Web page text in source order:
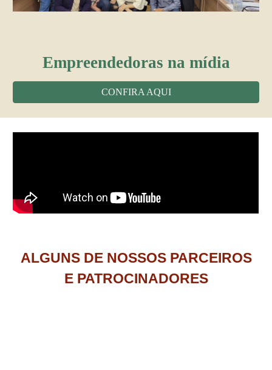
Empreendedoras na mídia
CONFIRA AQUI
ALGUNS DE NOSSOS PARCEIROS
E PATROCINADORES